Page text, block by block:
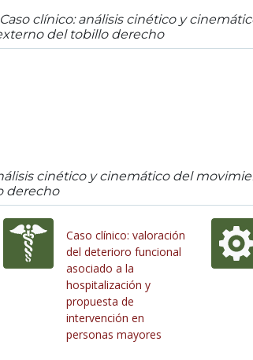
Caso clínico: análisis cinético y
del tobillo derecho
cinético y cinemático del
derecho
Caso clínico: valoración
del deterioro funcional
asociado a la
hospitalización y
propuesta de
intervención en
personas mayores